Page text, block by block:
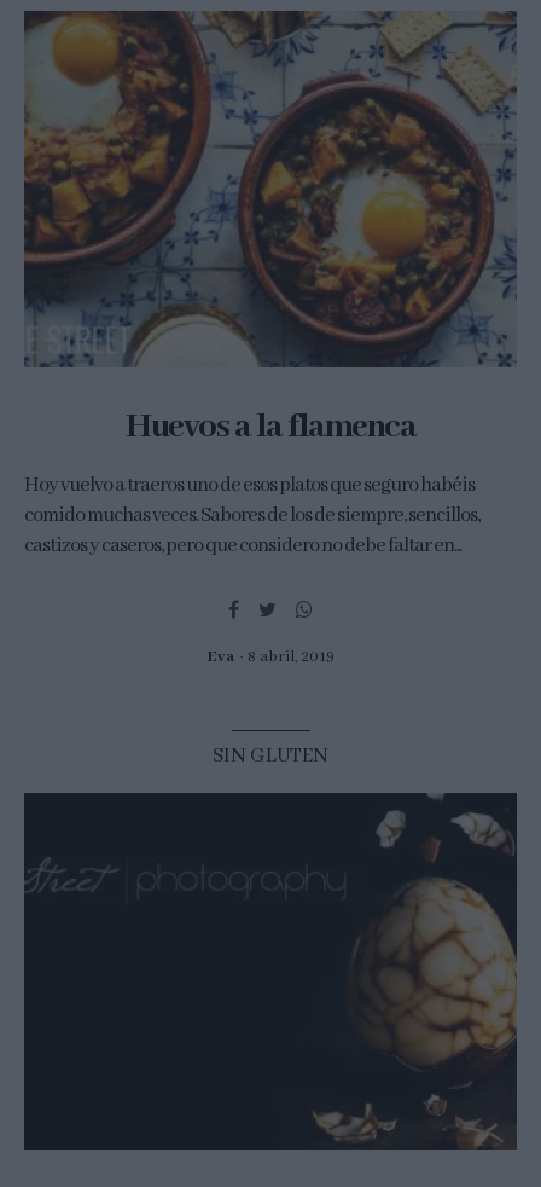
Huevos a la flamenca
Hoy vuelvo a traeros uno de esos platos que seguro habéis
comido muchas veces. Sabores de los de siempre, sencillos,
castizos y caseros, pero que considero no debe faltar en...
Eva 8 abril, 2019
SIN GLUTEN